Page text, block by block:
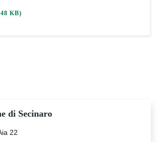
KB)
di Secinaro
22